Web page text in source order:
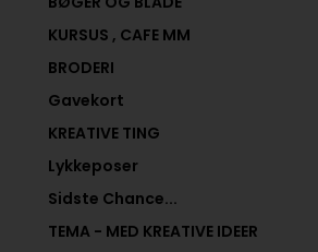
KURSUS , CAFE MM
BRODERI
Gavekort
KREATIVE TING
Lykkeposer
Sidste Chance...
TEMA - MED KREATIVE IDEER